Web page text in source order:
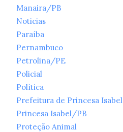
Manaira/PB
Noticias
Paraíba
Pernambuco
Petrolina/PE
Policial
Política
Prefeitura de Princesa Isabel
Princesa Isabel/PB
Proteção Animal